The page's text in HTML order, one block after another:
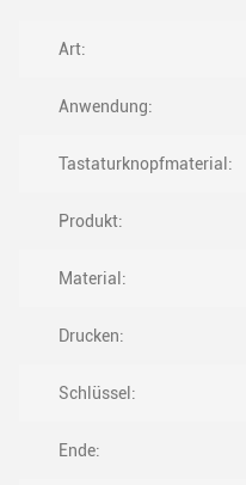
Art:
Anwendung:
Tastaturknopfmaterial:
Produkt:
Material:
Drucken:
Schlüssel:
Ende: